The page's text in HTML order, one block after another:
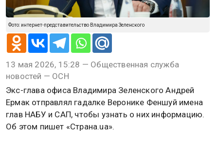
Фото: интернет-представительство Владимира Зеленского
13 мая 2026, 15:28 — Общественная служба
новостей — ОСН
Экс-глава офиса Владимира Зеленского Андрей
Ермак отправлял гадалке Веронике Феншуй имена
глав НАБУ и САП, чтобы узнать о них информацию.
Об этом пишет «Страна.ua».